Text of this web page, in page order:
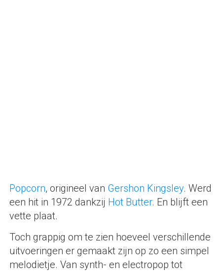
Popcorn, origineel van Gershon Kingsley. Werd
een hit in 1972 dankzij Hot Butter. En blijft een
vette plaat.
Toch grappig om te zien hoeveel verschillende
uitvoeringen er gemaakt zijn op zo een simpel
melodietje. Van synth- en electropop tot